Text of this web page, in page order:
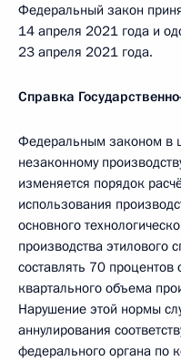
Федеральный закон
14 апреля 2021 года и
23 апреля 2021 года.
Справка
Федеральным законом в
незаконному
изменяется порядок
использования
основного
производства этилового
составлять 70
квартального объема
Нарушение этой нормы
аннулирования
федерального органа по